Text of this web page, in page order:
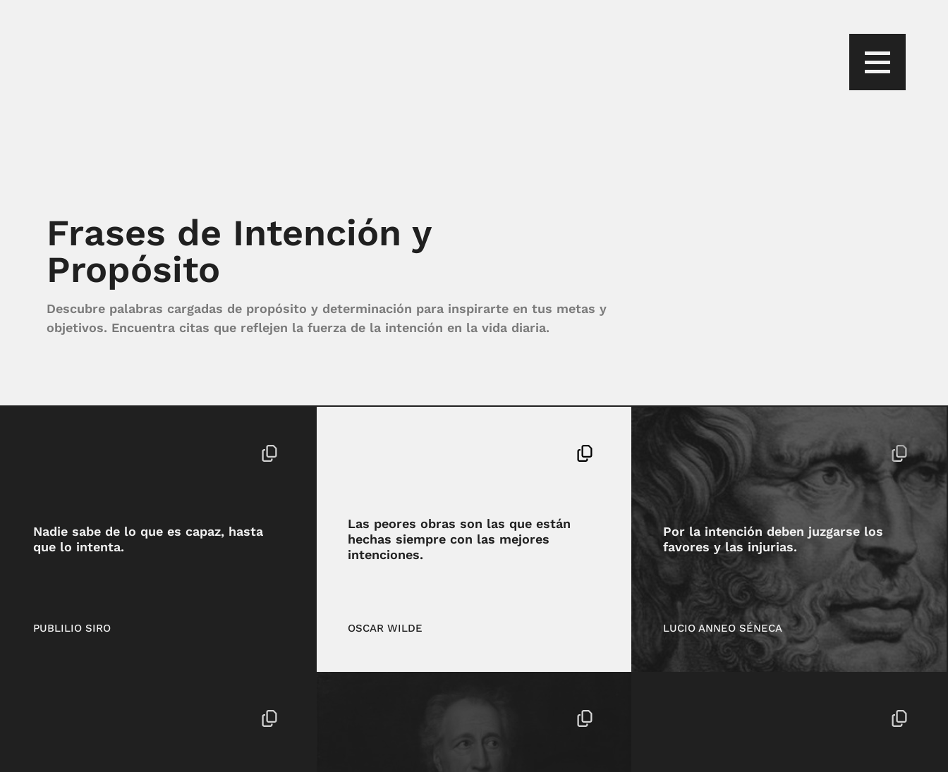
Frases de Intención y
Propósito
Descubre palabras cargadas de propósito y determinación para inspirarte en tus metas y
objetivos. Encuentra citas que reflejen la fuerza de la intención en la vida diaria.
Nadie sabe de lo que es capaz, hasta
que lo intenta.
PUBLILIO SIRO
Las peores obras son las que están
hechas siempre con las mejores
intenciones.
OSCAR WILDE
Por la intención deben juzgarse los
favores y las injurias.
LUCIO ANNEO SÉNECA